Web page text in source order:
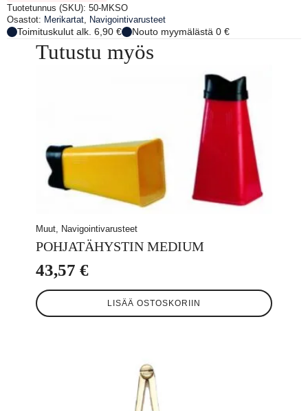
oli:
52,20 €.
on:
49,00 €.
Tuotetunnus (SKU): 50-MKSO
Osastot: Merikartat, Navigointivarusteet
Toimituskulut alk. 6,90 € Nouto myymälästä 0 €
Tutustu myös
Muut, Navigointivarusteet
POHJATÄHYSTIN MEDIUM
43,57 €
LISÄÄ OSTOSKORIIN